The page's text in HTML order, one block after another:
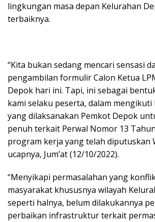
lingkungan masa depan Kelurahan
terbaiknya.
“Kita bukan sedang mencari sensasi
pengambilan formulir Calon Ketua
Depok hari ini. Tapi, ini sebagai
kami selaku peserta, dalam
yang dilaksanakan Pemkot Depok
penuh terkait Perwal Nomor 13
program kerja yang telah diputuskan
ucapnya, Jum’at (12/10/2022).
“Menyikapi permasalahan yang
masyarakat khususnya wilayah
seperti halnya, belum dilakukannya
perbaikan infrastruktur terkait